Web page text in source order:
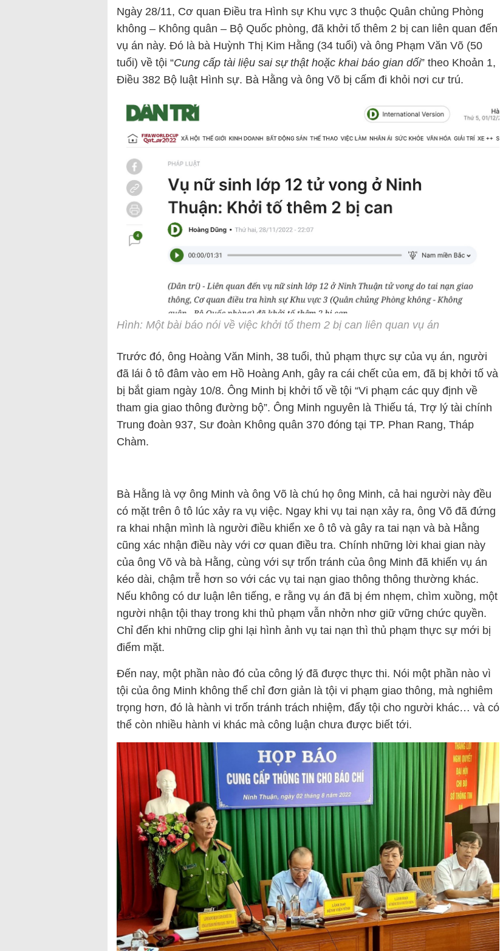
Ngày 28/11, Cơ quan Điều tra Hình sự Khu vực 3 thuộc Quân chủng Phòng
không – Không quân – Bộ Quốc phòng, đã khởi tố thêm 2 bị can liên quan đến
vụ án này. Đó là bà Huỳnh Thị Kim Hằng (34 tuổi) và ông Phạm Văn Võ (50
tuổi) về tội “Cung cấp tài liệu sai sự thật hoặc khai báo gian dối” theo Khoản 1,
Điều 382 Bộ luật Hình sự. Bà Hằng và ông Võ bị cấm đi khỏi nơi cư trú.
Hình: Một bài báo nói về việc khởi tố them 2 bị can liên quan vụ án
Trước đó, ông Hoàng Văn Minh, 38 tuổi, thủ phạm thực sự của vụ án, người
đã lái ô tô đâm vào em Hồ Hoàng Anh, gây ra cái chết của em, đã bị khởi tố và
bị bắt giam ngày 10/8. Ông Minh bị khởi tố về tội “Vi phạm các quy định về
tham gia giao thông đường bộ”. Ông Minh nguyên là Thiếu tá, Trợ lý tài chính
Trung đoàn 937, Sư đoàn Không quân 370 đóng tại TP. Phan Rang, Tháp
Chàm.
Bà Hằng là vợ ông Minh và ông Võ là chú họ ông Minh, cả hai người này đều
có mặt trên ô tô lúc xảy ra vụ việc. Ngay khi vụ tai nạn xảy ra, ông Võ đã đứng
ra khai nhận mình là người điều khiển xe ô tô và gây ra tai nạn và bà Hằng
cũng xác nhận điều này với cơ quan điều tra. Chính những lời khai gian này
của ông Võ và bà Hằng, cùng với sự trốn tránh của ông Minh đã khiến vụ án
kéo dài, chậm trễ hơn so với các vụ tai nạn giao thông thông thường khác.
Nếu không có dư luận lên tiếng, e rằng vụ án đã bị ém nhẹm, chìm xuồng, một
người nhận tội thay trong khi thủ phạm vẫn nhởn nhơ giữ vững chức quyền.
Chỉ đến khi những clip ghi lại hình ảnh vụ tai nạn thì thủ phạm thực sự mới bị
điểm mặt.
Đến nay, một phần nào đó của công lý đã được thực thi. Nói một phần nào vì
tội của ông Minh không thể chỉ đơn giản là tội vi phạm giao thông, mà nghiêm
trọng hơn, đó là hành vi trốn tránh trách nhiệm, đẩy tội cho người khác… và có
thể còn nhiều hành vi khác mà công luận chưa được biết tới.